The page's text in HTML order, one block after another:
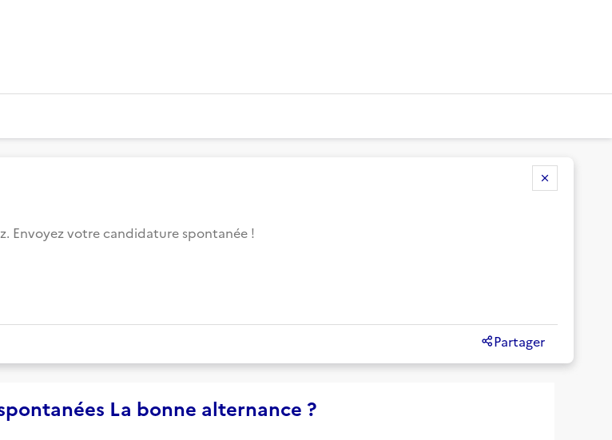
Envoyez votre candidature spontanée !
Partager
La bonne alternance ?